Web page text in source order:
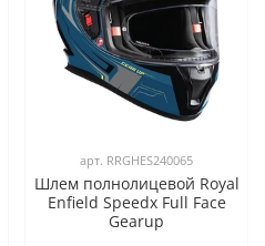
арт. RRGHES240065
Шлем полнолицевой Royal
Enfield Speedx Full Face
Gearup